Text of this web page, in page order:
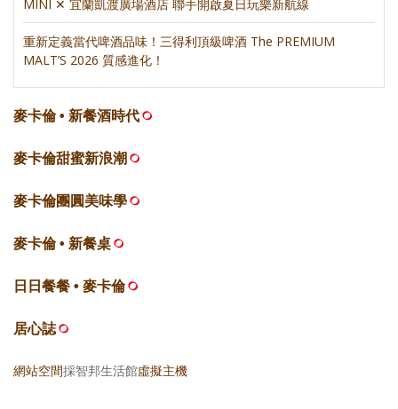
MINI ✕ 宜蘭凱渡廣場酒店 聯手開啟夏日玩樂新航線
重新定義當代啤酒品味！三得利頂級啤酒 The PREMIUM
MALT’S 2026 質感進化！
麥卡倫 • 新餐酒時代
麥卡倫甜蜜新浪潮
麥卡倫團圓美味學
麥卡倫 • 新餐桌
日日餐餐 • 麥卡倫
居心誌
網站空間採智邦生活館虛擬主機